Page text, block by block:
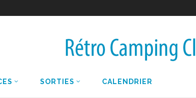
SORTIES CALENDRIER